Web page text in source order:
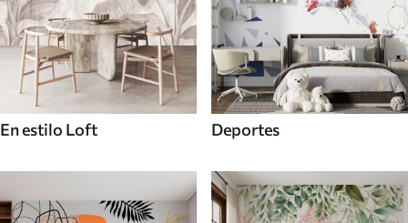
En estilo Loft Deportes